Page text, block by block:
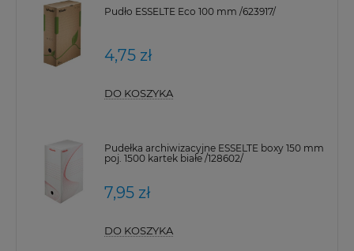
Pudło ESSELTE Eco 100 mm /623917/
4,75 zł
DO KOSZYKA
Pudełka archiwizacyjne ESSELTE boxy 150 mm
poj. 1500 kartek białe /128602/
7,95 zł
DO KOSZYKA